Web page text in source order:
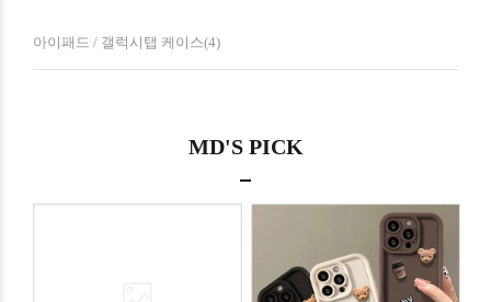
아이패드 / 갤럭시탭 케이스(4)
MD'S PICK